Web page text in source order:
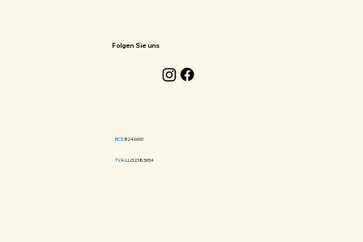
TVA:LU32383654
RCS:B246600
Folgen Sie uns